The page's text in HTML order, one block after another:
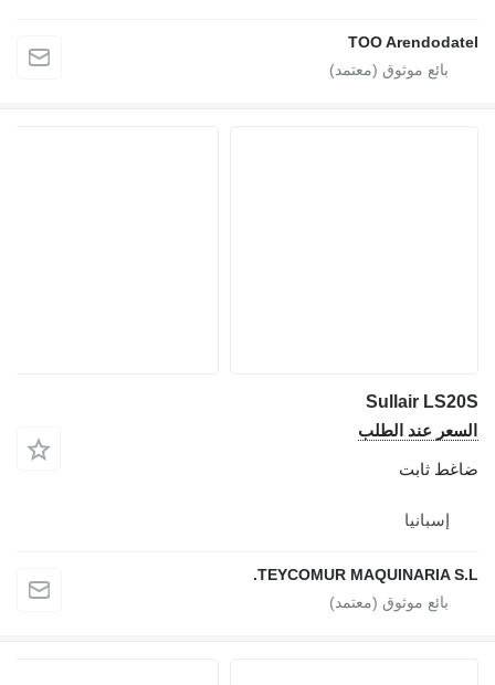
TOO
Sullair
عند الطلب
ثابت
إسبانيا
TEYCOMUR MAQUINARIA